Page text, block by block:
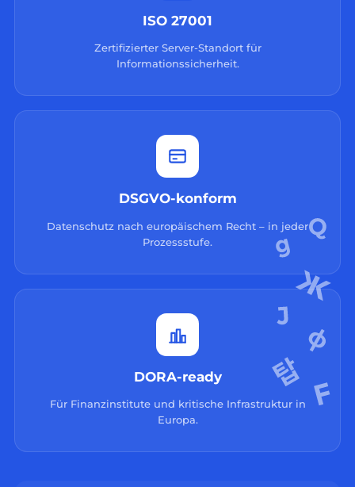
ISO 27001
Zertifizierter Server-Standort für
Informationssicherheit.
DSGVO-konform
Datenschutz nach europäischem Recht – in jeder
Prozessstufe.
DORA-ready
Für Finanzinstitute und kritische Infrastruktur in
Europa.